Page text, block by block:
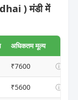
) मंडी में
अधिकतम मूल्य
₹7600 ⓘ
₹5600 ⓘ